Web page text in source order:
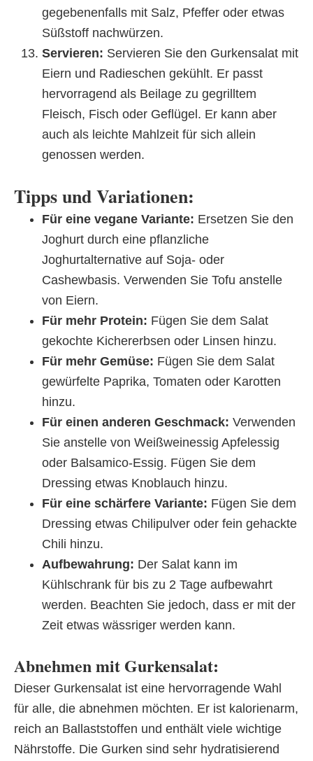
gegebenenfalls mit Salz, Pfeffer oder etwas
Süßstoff nachwürzen.
Servieren: Servieren Sie den Gurkensalat mit
Eiern und Radieschen gekühlt. Er passt
hervorragend als Beilage zu gegrilltem
Fleisch, Fisch oder Geflügel. Er kann aber
auch als leichte Mahlzeit für sich allein
genossen werden.
Tipps und Variationen:
Für eine vegane Variante: Ersetzen Sie den
Joghurt durch eine pflanzliche
Joghurtalternative auf Soja- oder
Cashewbasis. Verwenden Sie Tofu anstelle
von Eiern.
Für mehr Protein: Fügen Sie dem Salat
gekochte Kichererbsen oder Linsen hinzu.
Für mehr Gemüse: Fügen Sie dem Salat
gewürfelte Paprika, Tomaten oder Karotten
hinzu.
Für einen anderen Geschmack: Verwenden
Sie anstelle von Weißweinessig Apfelessig
oder Balsamico-Essig. Fügen Sie dem
Dressing etwas Knoblauch hinzu.
Für eine schärfere Variante: Fügen Sie dem
Dressing etwas Chilipulver oder fein gehackte
Chili hinzu.
Aufbewahrung: Der Salat kann im
Kühlschrank für bis zu 2 Tage aufbewahrt
werden. Beachten Sie jedoch, dass er mit der
Zeit etwas wässriger werden kann.
Abnehmen mit Gurkensalat:
Dieser Gurkensalat ist eine hervorragende Wahl
für alle, die abnehmen möchten. Er ist kalorienarm,
reich an Ballaststoffen und enthält viele wichtige
Nährstoffe. Die Gurken sind sehr hydratisierend